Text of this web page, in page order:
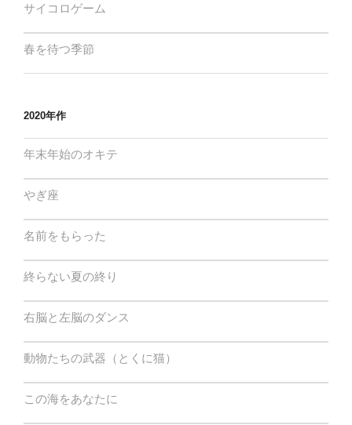
サイコロゲーム
春を待つ季節
2020年作
年末年始のオキテ
やぎ座
名前をもらった
終らない夏の終り
右脳と左脳のダンス
動物たちの武器（とくに猫）
この海をあなたに